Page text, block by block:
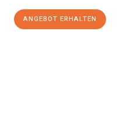
ANGEBOT ERHALTEN